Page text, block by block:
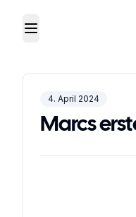
Toggle Menu
4. April 2024
Marcs